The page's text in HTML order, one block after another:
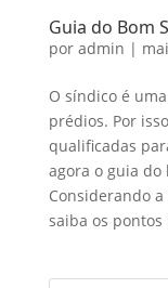
Guia do Bom
por admin |
O síndico é
prédios. Por
qualificadas
agora o guia
Considerando
saiba os